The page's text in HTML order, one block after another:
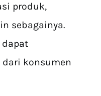
produk,
sebagainya.
konsumen